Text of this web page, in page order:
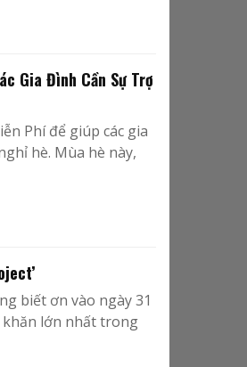
Gia Đình Cần Sự Trợ
Phí để giúp các gia
hè. Mùa hè này,
biết ơn vào ngày 31
khăn lớn nhất trong